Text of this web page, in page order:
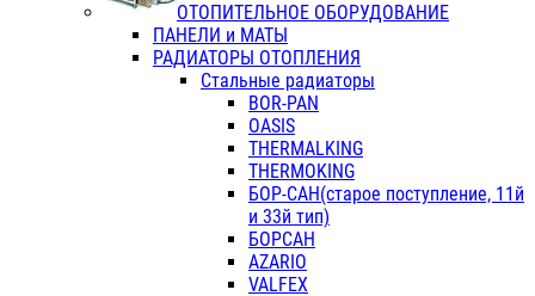
ОТОПИТЕЛЬНОЕ ОБОРУДОВАНИЕ
ПАНЕЛИ и МАТЫ
РАДИАТОРЫ ОТОПЛЕНИЯ
Стальные радиаторы
BOR-PAN
OASIS
THERMALKING
THERMOKING
БОР-САН(старое поступление, 11й
и 33й тип)
БОРСАН
AZARIO
VALFEX